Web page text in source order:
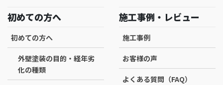
初めての方へ
初めての方へ
外壁塗装の目的・経年劣
化の種類
施工事例・レビュー
施工事例
お客様の声
よくある質問（FAQ）